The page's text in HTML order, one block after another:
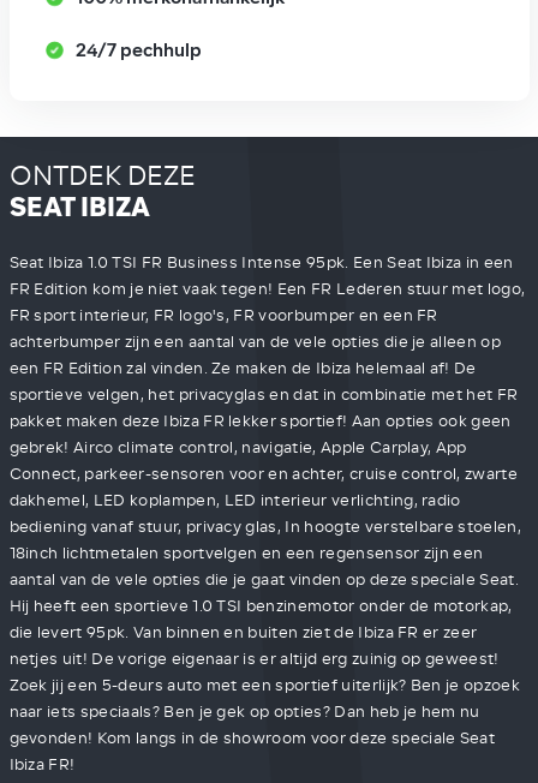
24/7 pechhulp
ONTDEK DEZE
SEAT IBIZA
Seat Ibiza 1.0 TSI FR Business Intense 95pk. Een Seat Ibiza in een
FR Edition kom je niet vaak tegen! Een FR Lederen stuur met logo,
FR sport interieur, FR logo's, FR voorbumper en een FR
achterbumper zijn een aantal van de vele opties die je alleen op
een FR Edition zal vinden. Ze maken de Ibiza helemaal af! De
sportieve velgen, het privacyglas en dat in combinatie met het FR
pakket maken deze Ibiza FR lekker sportief! Aan opties ook geen
gebrek! Airco climate control, navigatie, Apple Carplay, App
Connect, parkeer-sensoren voor en achter, cruise control, zwarte
dakhemel, LED koplampen, LED interieur verlichting, radio
bediening vanaf stuur, privacy glas, In hoogte verstelbare stoelen,
18inch lichtmetalen sportvelgen en een regensensor zijn een
aantal van de vele opties die je gaat vinden op deze speciale Seat.
Hij heeft een sportieve 1.0 TSI benzinemotor onder de motorkap,
die levert 95pk. Van binnen en buiten ziet de Ibiza FR er zeer
netjes uit! De vorige eigenaar is er altijd erg zuinig op geweest!
Zoek jij een 5-deurs auto met een sportief uiterlijk? Ben je opzoek
naar iets speciaals? Ben je gek op opties? Dan heb je hem nu
gevonden! Kom langs in de showroom voor deze speciale Seat
Ibiza FR!